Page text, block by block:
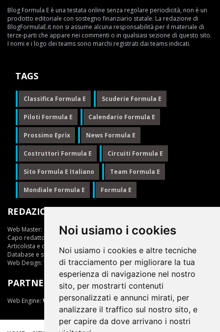
Noi usiamo i cookies
Noi usiamo i cookies e altre tecniche
di tracciamento per migliorare la tua
esperienza di navigazione nel nostro
sito, per mostrarti contenuti
personalizzati e annunci mirati, per
analizzare il traffico sul nostro sito, e
per capire da dove arrivano i nostri
Blog Formula E è una testata online senza regolare periodicità, non è un
prodotto editoriale con sostegno finanziario statale. La redazione di
BlogFormulaE.it non si assume alcuna responsabilità per il materiale di
terze-parti che appare nei commenti o in qualsiasi sezione di questo sito.
I nomi e i logo dei teams sono marchi registrati dai teams indicati.
TAGS
Classifica Formula E Scuderie Formula E
Piloti Formula E Calendario Formula E
Prossimo Eprix News Formula E
Costruttori Formula E Circuiti Formula E
Sito Formula E Italiano Team Formula E
Mondiale Formula E Formula E
REDAZIONE
Web Master:
Ing.Daniele Muscarella
Capo redattore:
Giuseppe Cianci
Articolista e opinionista:
Giuseppe Cianci
Database e statistiche: Marcella Toschi
Web Design: Vittorio Arena
PARTNER
Web Engine: ViDa 3.0